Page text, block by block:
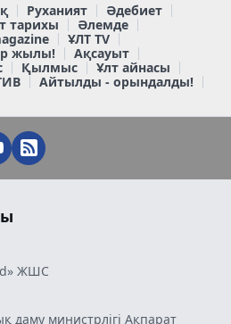
Руханият
Әдебиет
тарихы
Әлемде
ҰЛТ TV
жылы!
Ақсауыт
Қылмыс
Ұлт айнасы
Айтылды - орындалды!
ЖШС
даму министрлігі Ақпарат